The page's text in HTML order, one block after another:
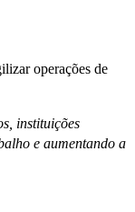
operações de
instituições
e aumentando a